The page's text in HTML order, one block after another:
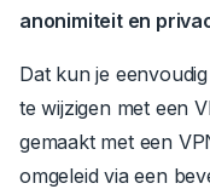
anonimiteit en
Dat kun je
te wijzigen met een
gemaakt met een
omgeleid via een